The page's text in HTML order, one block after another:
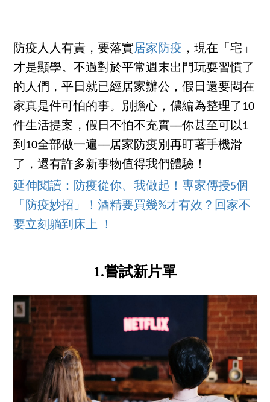
防疫人人有責，要落實居家防疫 ，現在「宅」
才是顯學。不過對於平常週末出門玩耍習慣了
的人們，平日就已經居家辦公，假日還要悶在
家真是件可怕的事。別擔心，儂編為整理了10
件生活提案，假日不怕不充實──你甚至可以1
到10全部做一遍──居家防疫別再盯著手機滑
了，還有許多新事物值得我們體驗！
延伸閱讀：防疫從你、我做起！專家傳授5個
「防疫妙招」！酒精要買幾%才有效？回家不
要立刻躺到床上 ！
1.嘗試新片單